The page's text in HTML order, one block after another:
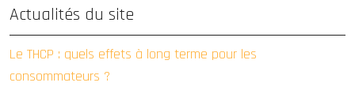
Actualités du site
Le THCP : quels effets à long terme pour les
consommateurs ?